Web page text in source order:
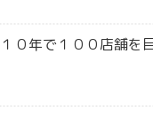
１０年で１００店舗を